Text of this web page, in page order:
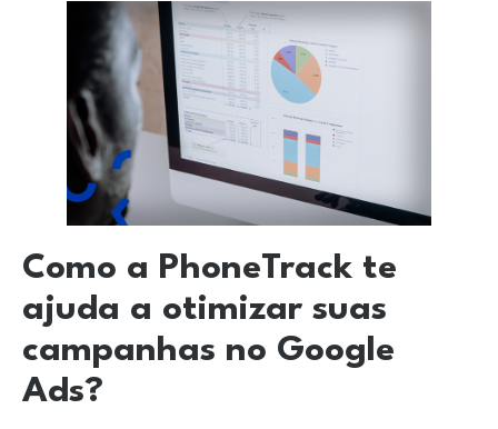
Como a PhoneTrack te
ajuda a otimizar suas
campanhas no Google
Ads?